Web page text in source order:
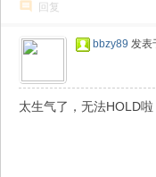
回复
bbzy89 发表
太生气了，无法HOLD啦